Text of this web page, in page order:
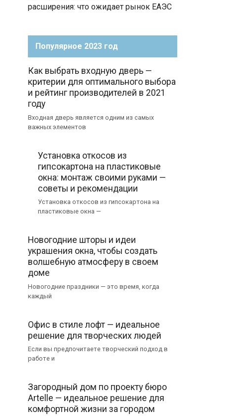
расширения: что ожидает рынок ЕАЭС
Популярное 2023 год
Как выбрать входную дверь —
критерии для оптимального выбора
и рейтинг производителей в 2021
году
Входная дверь является одним из самых
важных элементов
Установка откосов из
гипсокартона на пластиковые
окна: монтаж своими руками —
советы и рекомендации
Установка откосов из гипсокартона на
пластиковые окна —
Новогодние шторы и идеи
украшения окна, чтобы создать
волшебную атмосферу в своем
доме
Новогодние праздники — это время, когда
каждый
Офис в стиле лофт — идеальное
решение для творческих людей
Если вы предпочитаете творческий подход в
работе и
Загородный дом по проекту бюро
Artelle — идеальное решение для
комфортной жизни за городом